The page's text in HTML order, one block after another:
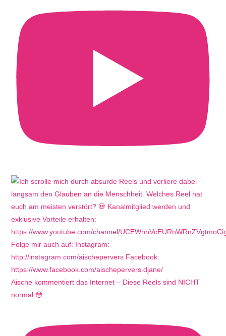
Aische kommentiert das Internet – Diese Reels sind NICHT
normal 😳